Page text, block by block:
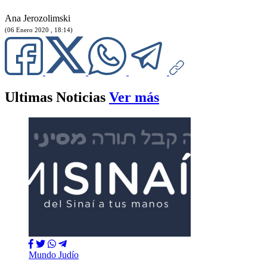
Ana Jerozolimski
(06 Enero 2020 , 18:14)
Ultimas Noticias Ver más
Mundo Judío